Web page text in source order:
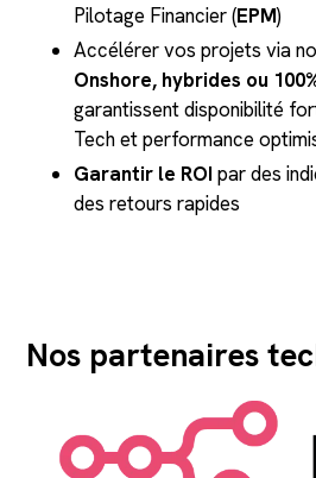
Pilotage Financier (EPM)
Accélérer vos projets via
Onshore, hybrides ou
garantissent disponibilité
Tech et performance
Garantir le ROI par des
des retours rapides
Nos partenaires